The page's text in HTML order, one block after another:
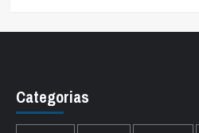
Categorias